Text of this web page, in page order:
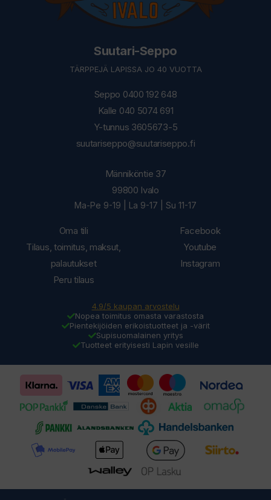
Suutari-Seppo
TÄRPPEJÄ LAPISSA JO 40 VUOTTA
Seppo 0400 192 648
Kalle 040 5074 691
Y-tunnus 3605673-5
suutariseppo@suutariseppo.fi
Oma tili
Tilaus, toimitus, maksut,
palautukset
Peru tilaus
Männiköntie 37
99800 Ivalo
Ma-Pe 9-19 | La 9-17 | Su 11-17
Facebook
Youtube
Instagram
4.9/5 kaupan arvostelu
Nopea toimitus omasta varastosta
Pientekijöiden erikoistuotteet ja -värit
Supisuomalainen yritys
Tuotteet erityisesti Lapin vesille